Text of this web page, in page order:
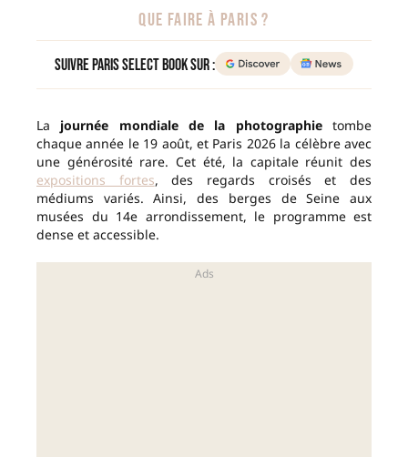
QUE FAIRE À PARIS ?
Suivre Paris Select Book sur :
La journée mondiale de la photographietombe
chaque année le 19 août, et Paris 2026 la célèbre avec
une générosité rare. Cet été, la capitale réunit des
expositions fortes, des regards croisés et des
médiums variés. Ainsi, des berges de Seine aux
musées du 14e arrondissement, le programme est
dense et accessible.